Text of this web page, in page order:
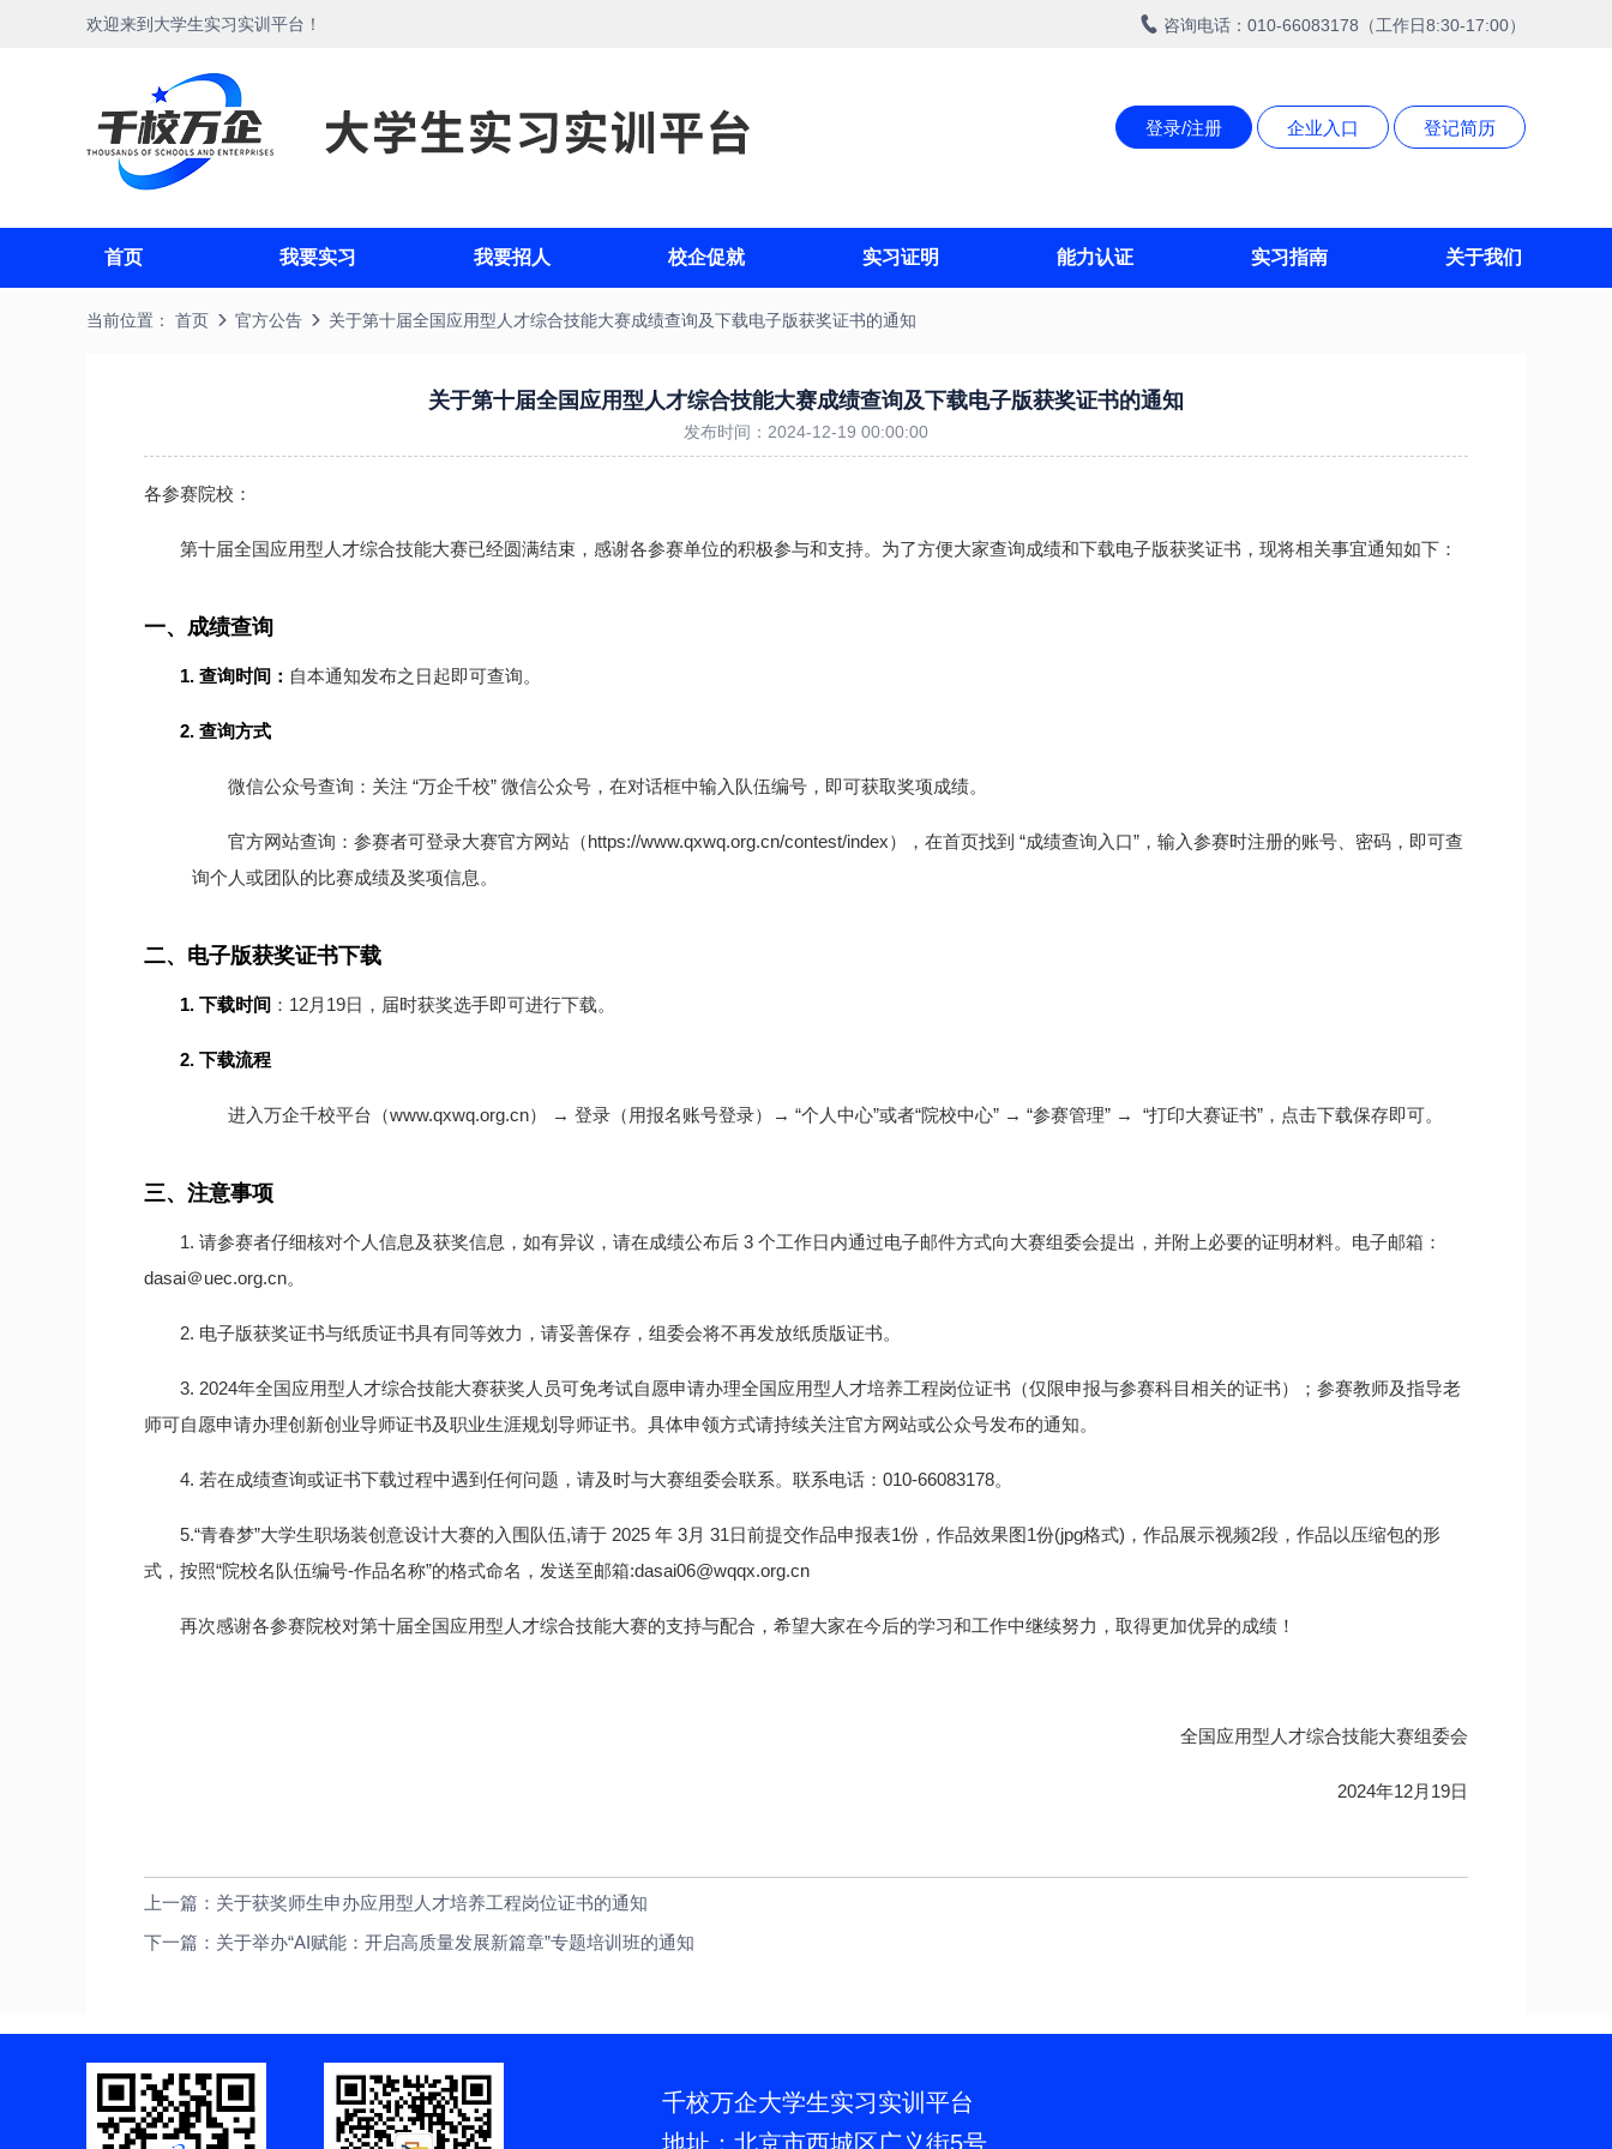
欢迎来到大学生实习实训平台！ 咨询电话：010-66083178（工作日8:30-17:00）
登录/注册 企业入口 登记简历
首页 我要实习 我要招人 校企促就 实习证明 能力认证 实习指南 关于我们
当前位置： 首页 官方公告 关于第十届全国应用型人才综合技能大赛成绩查询及下载电子版获奖证书的通知
关于第十届全国应用型人才综合技能大赛成绩查询及下载电子版获奖证书的通知
发布时间：2024-12-19 00:00:00
各参赛院校：
第十届全国应用型人才综合技能大赛已经圆满结束，感谢各参赛单位的积极参与和支持。为了方便大家查询成绩和下载电子版获奖证书，现将相关事宜通知如下：
一、 成绩查询
1. 查询时间： 自本通知发布之日起即可查询。
2. 查询方式
微信公众号查询：关注 “万企千校” 微信公众号，在对话框中输入队伍编号，即可获取奖项成绩。
官方网站查询：参赛者可登录大赛官方网站（https://www.qxwq.org.cn/contest/index），在首页找到 “成绩查询入口”，输入参赛时注册的账号、密码，即可查
询个人或团队的比赛成绩及奖项信息。
二、 电子版获奖证书下载
1. 下载时间 ：12月19日，届时获奖选手即可进行下载。
2. 下载流程
进入万企千校平台（www.qxwq.org.cn） → 登录（用报名账号登录）→ “个人中心”或者“院校中心” → “参赛管理” → “打印大赛证书”，点击下载保存即可。
三、 注意事项
1. 请参赛者仔细核对个人信息及获奖信息，如有异议，请在成绩公布后 3 个工作日内通过电子邮件方式向大赛组委会提出，并附上必要的证明材料。电子邮箱：
dasai＠uec.org.cn。
2. 电子版获奖证书与纸质证书具有同等效力，请妥善保存，组委会将不再发放纸质版证书。
3. 2024年全国应用型人才综合技能大赛获奖人员可免考试自愿申请办理全国应用型人才培养工程岗位证书（仅限申报与参赛科目相关的证书）；参赛教师及指导老
师可自愿申请办理创新创业导师证书及职业生涯规划导师证书。具体申领方式请持续关注官方网站或公众号发布的通知。
4. 若在成绩查询或证书下载过程中遇到任何问题，请及时与大赛组委会联系。联系电话：010-66083178。
5.“青春梦”大学生职场装创意设计大赛的入围队伍,请于 2025 年 3月 31日前提交作品申报表1份，作品效果图1份(jpg格式)，作品展示视频2段，作品以压缩包的形
式，按照“院校名队伍编号-作品名称”的格式命名，发送至邮箱:dasai06@wqqx.org.cn
再次感谢各参赛院校对第十届全国应用型人才综合技能大赛的支持与配合，希望大家在今后的学习和工作中继续努力，取得更加优异的成绩！
全国应用型人才综合技能大赛组委会
2024年12月19日
上一篇：关于获奖师生申办应用型人才培养工程岗位证书的通知
下一篇：关于举办“AI赋能：开启高质量发展新篇章”专题培训班的通知
千校万企大学生实习实训平台
地址：北京市西城区广义街5号